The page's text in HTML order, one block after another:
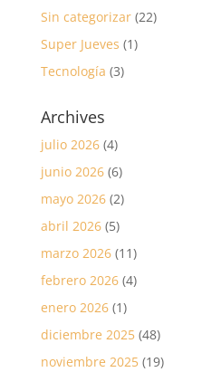
Sin categorizar(22)
Super Jueves (1)
Tecnología (3)
Archives
julio 2026(4)
junio 2026(6)
mayo 2026(2)
abril 2026(5)
marzo 2026(11)
febrero 2026(4)
enero 2026(1)
diciembre 2025(48)
noviembre 2025(19)